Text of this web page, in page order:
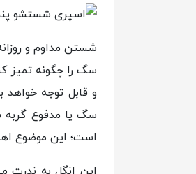
شستن مداوم و
سگ را چگونه تمیز
و قابل توجه
سگ یا مدفوع گربه
است؛ این موضوع